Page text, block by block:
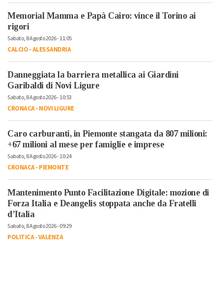
Memorial Mamma e Papà Cairo: vince il Torino ai
rigori
Sabato, 8 Agosto 2026 - 11:05
CALCIO-ALESSANDRIA
Danneggiata la barriera metallica ai Giardini
Garibaldi di Novi Ligure
Sabato, 8 Agosto 2026 - 10:53
CRONACA-NOVI LIGURE
Caro carburanti, in Piemonte stangata da 807 milioni:
+67 milioni al mese per famiglie e imprese
Sabato, 8 Agosto 2026 - 10:24
CRONACA-PIEMONTE
Mantenimento Punto Facilitazione Digitale: mozione di
Forza Italia e Deangelis stoppata anche da Fratelli
d’Italia
Sabato, 8 Agosto 2026 - 09:29
POLITICA-VALENZA